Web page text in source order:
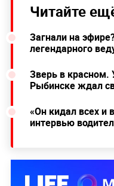
Читайте
Загнали на
легендарного
Зверь в красном.
Рыбинске ждал
«Он кидал всех и
интервью